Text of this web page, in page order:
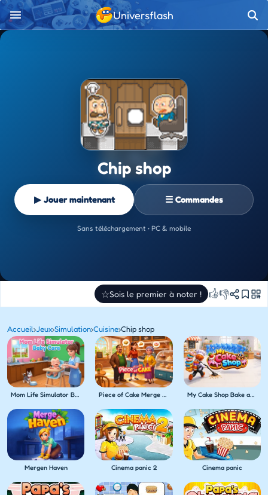
Universflash
Chip shop
▶ Jouer maintenant ☰ Commandes
Sans téléchargement • PC & mobile
☆Sois le premier à noter ! 👍👎
Accueil›Jeux›Simulation›Cuisine›Chip shop
Mom Life Simulator Baby Care Piece of Cake Merge & Bake My Cake Shop Bake and Serve
Mergen Haven Cinema panic 2 Cinema panic